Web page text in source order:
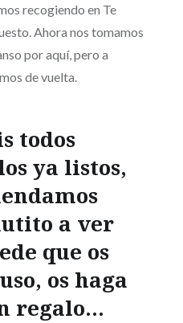
recogiendo en Te
Ahora nos tomamos
por aquí, pero a
de vuelta.
todos
ya listos,
a ver
que os
os haga
regalo…